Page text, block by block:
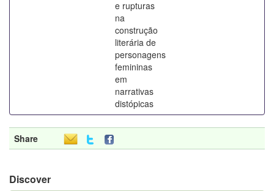
e rupturas
na
construção
literária de
personagens
femininas
em
narrativas
distópicas
Share
Discover